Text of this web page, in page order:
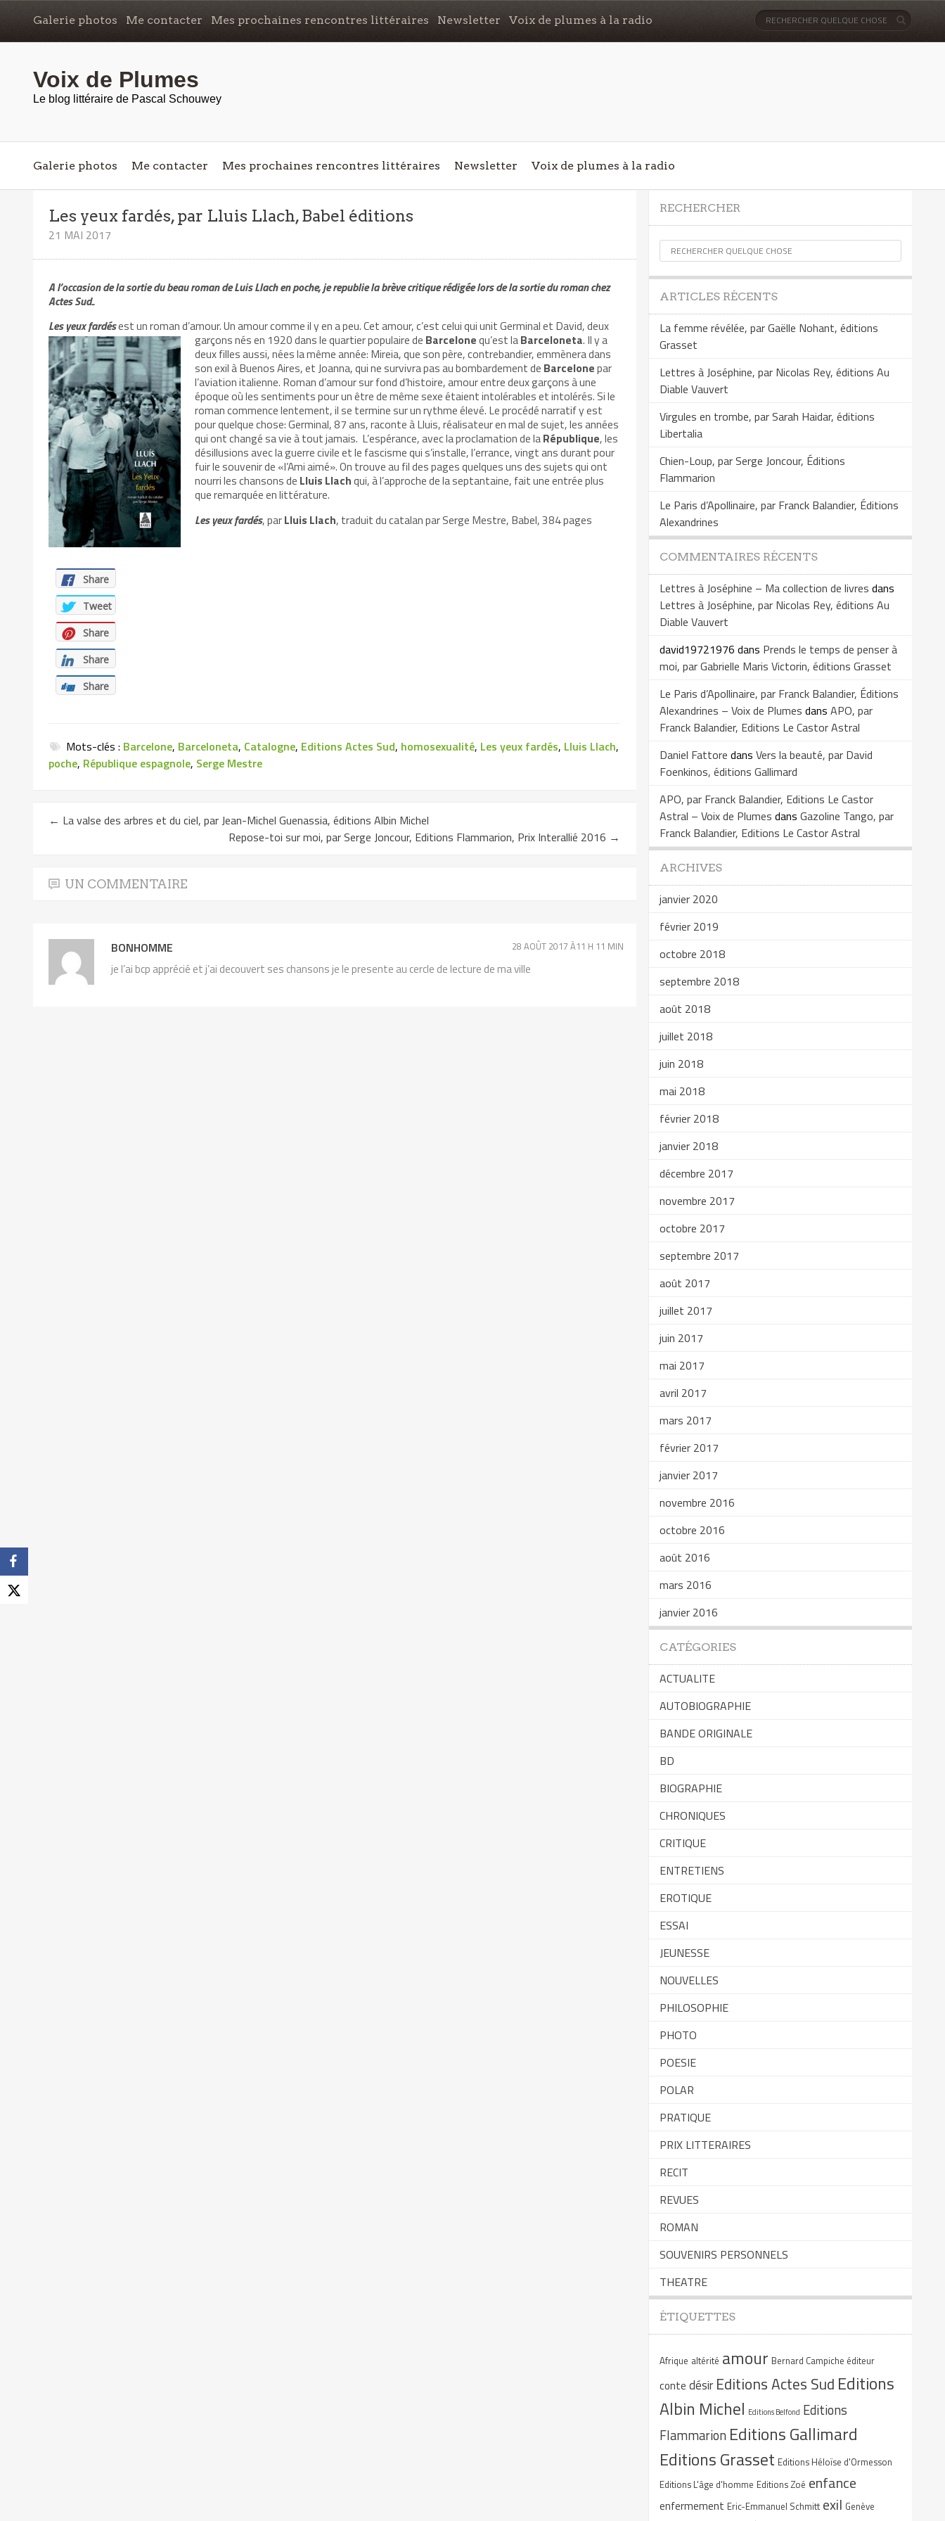
Galerie photos Me contacter Mes prochaines rencontres littéraires Newsletter Voix de plumes à la radio
Voix de Plumes
Le blog littéraire de Pascal Schouwey
Galerie photos Me contacter Mes prochaines rencontres littéraires Newsletter Voix de plumes à la radio
Les yeux fardés, par Lluis Llach, Babel éditions
21 MAI 2017
A l’occasion de la sortie du beau roman de Luis Llach en poche, je republie la brève critique rédigée lors de la sortie du roman chez
Actes Sud..
Les yeux fardésest un roman d’amour. Un amour comme il y en a peu. Cet amour, c’est celui qui unitGerminal et David, deux
garçons nés en 1920 dans le quartier populaire de Barcelonequ’est laBarceloneta. Il y a
deux filles aussi, nées la même année: Mireia, que son père, contrebandier, emmènera dans
son exil à Buenos Aires, et Joanna, qui ne survivra pas au bombardement de Barcelonepar
l’aviation italienne. Roman d’amour sur fond d’histoire, amour entre deux garçons à une
époque où les sentiments pour un être de même sexe étaient intolérables et intolérés. Si le
roman commence lentement, il se termine sur un rythme élevé. Le procédé narratif y est
pour quelque chose: Germinal, 87 ans, raconte à Lluis, réalisateur en mal de sujet, les années
qui ont changé sa vie à tout jamais. L’espérance, avec la proclamation de laRépublique, les
désillusions avec la guerre civile et le fascisme qui s’installe, l’errance, vingt ans durant pour
fuir le souvenir de «l’Ami aimé». On trouve au fil des pages quelques uns des sujets qui ont
nourri les chansons de Lluis Llachqui, à l’approche de la septantaine, fait une entrée plus
que remarquée en littérature.
Les yeux fardés, parLluis Llach, traduit du catalan par Serge Mestre, Babel, 384 pages
Share
Tweet
Share
Share
Share
Mots-clés : Barcelone, Barceloneta, Catalogne, Editions Actes Sud, homosexualité, Les yeux fardés, Lluis Llach,
poche, République espagnole, Serge Mestre
← La valse des arbres et du ciel, par Jean-Michel Guenassia, éditions Albin Michel
Repose-toi sur moi, par Serge Joncour, Editions Flammarion, Prix Interallié 2016 →
UN COMMENTAIRE
BONHOMME 28 AOÛT 2017 À11 H 11 MIN
je l’ai bcp apprécié et j’ai decouvert ses chansons je le presente au cercle de lecture de ma ville
RECHERCHER
ARTICLES RÉCENTS
La femme révélée, par Gaëlle Nohant, éditions
Grasset
Lettres à Joséphine, par Nicolas Rey, éditions Au
Diable Vauvert
Virgules en trombe, par Sarah Haidar, éditions
Libertalia
Chien-Loup, par Serge Joncour, Éditions
Flammarion
Le Paris d’Apollinaire, par Franck Balandier, Éditions
Alexandrines
COMMENTAIRES RÉCENTS
Lettres à Joséphine – Ma collection de livres dans
Lettres à Joséphine, par Nicolas Rey, éditions Au
Diable Vauvert
david19721976 dans Prends le temps de penser à
moi, par Gabrielle Maris Victorin, éditions Grasset
Le Paris d’Apollinaire, par Franck Balandier, Éditions
Alexandrines – Voix de Plumes dans APO, par
Franck Balandier, Editions Le Castor Astral
Daniel Fattore dans Vers la beauté, par David
Foenkinos, éditions Gallimard
APO, par Franck Balandier, Editions Le Castor
Astral – Voix de Plumes dans Gazoline Tango, par
Franck Balandier, Editions Le Castor Astral
ARCHIVES
janvier 2020
février 2019
octobre 2018
septembre 2018
août 2018
juillet 2018
juin 2018
mai 2018
février 2018
janvier 2018
décembre 2017
novembre 2017
octobre 2017
septembre 2017
août 2017
juillet 2017
juin 2017
mai 2017
avril 2017
mars 2017
février 2017
janvier 2017
novembre 2016
octobre 2016
août 2016
mars 2016
janvier 2016
CATÉGORIES
ACTUALITE
AUTOBIOGRAPHIE
BANDE ORIGINALE
BD
BIOGRAPHIE
CHRONIQUES
CRITIQUE
ENTRETIENS
EROTIQUE
ESSAI
JEUNESSE
NOUVELLES
PHILOSOPHIE
PHOTO
POESIE
POLAR
PRATIQUE
PRIX LITTERAIRES
RECIT
REVUES
ROMAN
SOUVENIRS PERSONNELS
THEATRE
ÉTIQUETTES
Afrique altérité amour Bernard Campiche éditeur
conte désir Editions Actes Sud Editions
Albin Michel Editions Belfond Editions
Flammarion Editions Gallimard
Editions Grasset Editions Héloïse d'Ormesson
Editions L'âge d'homme Editions Zoé enfance
enfermement Eric-Emmanuel Schmitt exil Genève